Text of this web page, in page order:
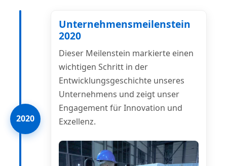
2020
Unternehmensmeilenstein
2020
Dieser Meilenstein markierte einen
wichtigen Schritt in der
Entwicklungsgeschichte unseres
Unternehmens und zeigt unser
Engagement für Innovation und
Exzellenz.